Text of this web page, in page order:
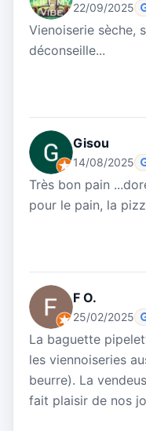
22/09/2025
Vienoiserie sèche,
déconseille...
Gisou
14/08/2025
Très bon pain
pour le pain, la
F O.
25/02/2025
La baguette
les viennoiseries
beurre). La
fait plaisir de nos